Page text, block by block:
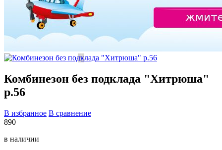
Комбинезон без подклада "Хитрюша"
р.56
В избранное В сравнение
890
в наличии